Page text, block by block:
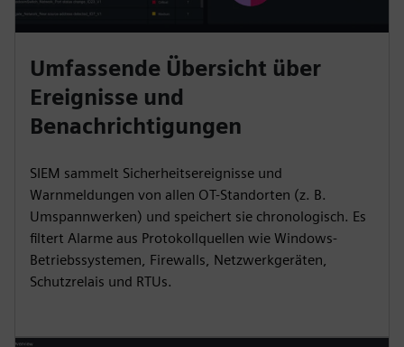
Umfassende Übersicht über
Ereignisse und
Benachrichtigungen
SIEM sammelt Sicherheitsereignisse und
Warnmeldungen von allen OT-Standorten (z. B.
Umspannwerken) und speichert sie chronologisch. Es
filtert Alarme aus Protokollquellen wie Windows-
Betriebssystemen, Firewalls, Netzwerkgeräten,
Schutzrelais und RTUs.